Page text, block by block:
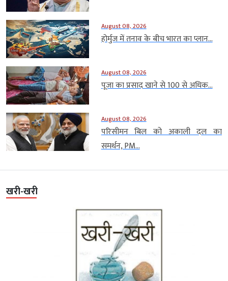
August 08, 2026
होर्मुज में तनाव के बीच भारत का प्लान...
August 08, 2026
पूजा का प्रसाद खाने से 100 से अधिक...
August 08, 2026
परिसीमन बिल को अकाली दल का
समर्थन, PM...
खरी-खरी